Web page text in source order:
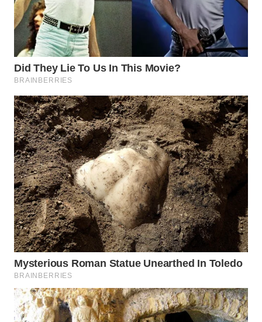
WN
LABUANBAJO
WN
BORNEO
Wahana
Media
Group
WAHANA
NEWS
WAHANA
TANI
WAHANA
ADVOKAT
INFRASTRUKTUR